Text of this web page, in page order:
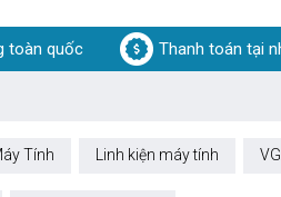
toàn quốc Thanh toán tại
Tính Linh kiện máy tính